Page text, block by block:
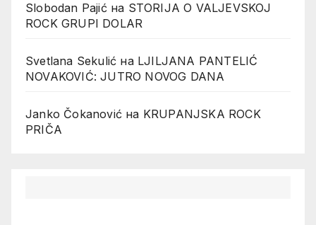
Slobodan Pajićна STORIJA O VALJEVSKOJ
ROCK GRUPI DOLAR
Svetlana Sekulić на LJILJANA PANTELIĆ
NOVAKOVIĆ: JUTRO NOVOG DANA
Janko Čokanović на KRUPANJSKA ROCK
PRIČA